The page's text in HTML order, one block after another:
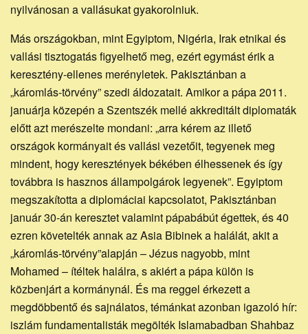
nyilvánosan a vallásukat gyakorolniuk.
Más országokban, mint Egyiptom, Nigéria, Irak etnikai és
vallási tisztogatás figyelhető meg, ezért egymást érik a
keresztény-ellenes merényletek. Pakisztánban a
„káromlás-törvény” szedi áldozatait. Amikor a pápa 2011.
januárja közepén a Szentszék mellé akkreditált diplomaták
előtt azt merészelte mondani: „arra kérem az illető
országok kormányait és vallási vezetőit, tegyenek meg
mindent, hogy keresztények békében élhessenek és így
továbbra is hasznos állampolgárok legyenek”. Egyiptom
megszakította a diplomáciai kapcsolatot, Pakisztánban
január 30-án keresztet valamint pápabábút égettek, és 40
ezren követelték annak az Asia Bibinek a halálát, akit a
„káromlás-törvény”alapján – Jézus nagyobb, mint
Mohamed – ítéltek halálra, s akiért a pápa külön is
közbenjárt a kormánynál. És ma reggel érkezett a
megdöbbentő és sajnálatos, témánkat azonban igazoló hír:
iszlám fundamentalisták megölték Islamabadban Shahbaz